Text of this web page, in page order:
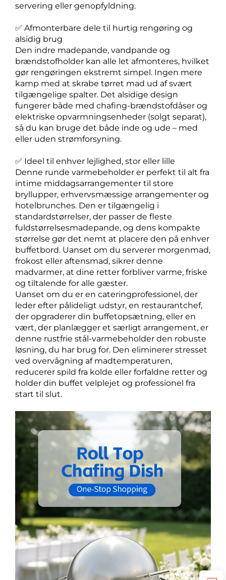
servering eller genopfyldning.
✅ Afmonterbare dele til hurtig rengøring og
alsidig brug
Den indre madepande, vandpande og
brændstofholder kan alle let afmonteres, hvilket
gør rengøringen ekstremt simpel. Ingen mere
kamp med at skrabe tørret mad ud af svært
tilgængelige spalter. Det alsidige design
fungerer både med chafing-brændstofdåser og
elektriske opvarmningsenheder (solgt separat),
så du kan bruge det både inde og ude – med
eller uden strømforsyning.
✅ Ideel til enhver lejlighed, stor eller lille
Denne runde varmebeholder er perfekt til alt fra
intime middagsarrangementer til store
bryllupper, erhvervsmæssige arrangementer og
hotelbrunches. Den er tilgængelig i
standardstørrelser, der passer de fleste
fuldstørrelsesmadepande, og dens kompakte
størrelse gør det nemt at placere den på enhver
buffetbord. Uanset om du serverer morgenmad,
frokost eller aftensmad, sikrer denne
madvarmer, at dine retter forbliver varme, friske
og tiltalende for alle gæster.
Uanset om du er en cateringprofessionel, der
leder efter pålideligt udstyr, en restaurantchef,
der opgraderer din buffetopsætning, eller en
vært, der planlægger et særligt arrangement, er
denne rustfrie stål-varmebeholder den robuste
løsning, du har brug for. Den eliminerer stresset
ved overvågning af madtemperaturen,
reducerer spild fra kolde eller forfaldne retter og
holder din buffet velplejet og professionel fra
start til slut.